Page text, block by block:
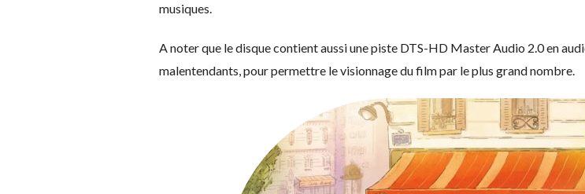
musiques.
A noter que le disque contient aussi une piste DTS-HD Master Audio 2.0 en
malentendants, pour permettre le visionnage du film par le plus grand nombre.